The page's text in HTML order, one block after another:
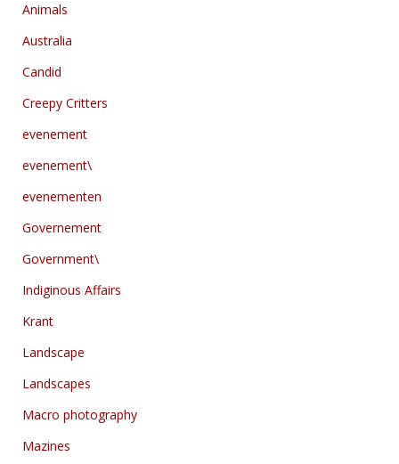
Animals
Australia
Candid
Creepy Critters
evenement
evenement\
evenementen
Governement
Government\
Indiginous Affairs
Krant
Landscape
Landscapes
Macro photography
Mazines